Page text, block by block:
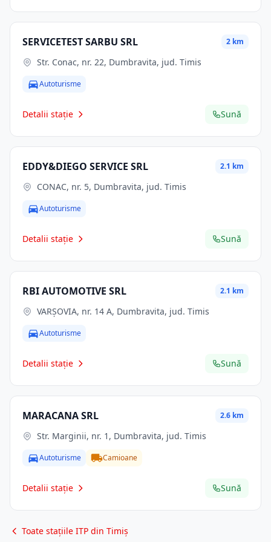
SERVICETEST SARBU SRL 2 km
Str. Conac, nr. 22, Dumbravita, jud. Timis
Autoturisme
Detalii stație Sună
EDDY&DIEGO SERVICE SRL 2.1 km
CONAC, nr. 5, Dumbravita, jud. Timis
Autoturisme
Detalii stație Sună
RBI AUTOMOTIVE SRL 2.1 km
VARȘOVIA, nr. 14 A, Dumbravita, jud. Timis
Autoturisme
Detalii stație Sună
MARACANA SRL 2.6 km
Str. Marginii, nr. 1, Dumbravita, jud. Timis
Autoturisme Camioane
Detalii stație Sună
Toate stațiile ITP din Timiș